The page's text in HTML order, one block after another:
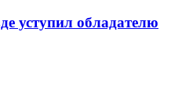
уступил обладателю